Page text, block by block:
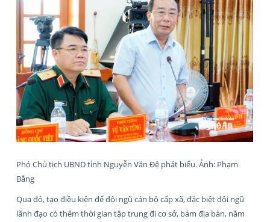
Phó Chủ tịch UBND tỉnh Nguyễn Văn Đệ phát biểu. Ảnh: Phạm
Bằng
Qua đó, tạo điều kiện để đội ngũ cán bộ cấp xã, đặc biệt đội ngũ
lãnh đạo có thêm thời gian tập trung đi cơ sở, bám địa bàn, nắm